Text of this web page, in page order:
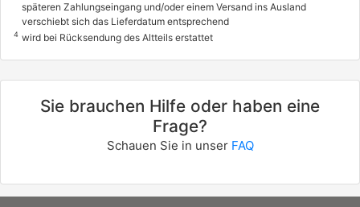
350Z Roadster (Z33)
3.5
206 / 280
späteren Zahlungseingang und/oder einem Versand ins Ausland
verschiebt sich das Lieferdatum entsprechend
4 wird bei Rücksendung des Altteils erstattet
Sie brauchen Hilfe oder haben eine
Frage?
Schauen Sie in unser FAQ